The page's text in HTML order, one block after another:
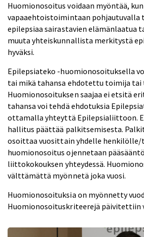
Huomionosoitus voidaan myöntää,
vapaaehtoistoimintaan pohjautuvalla
epilepsiaa sairastavien elämänlaatua
muuta yhteiskunnallista merkitystä
hyväksi.
Epilepsiateko -huomionosoituksella
tai mikä tahansa ehdotettu toimija tai
Huomionosoituksen saajaa ei etsitä
tahansa voi tehdä ehdotuksia
ottamalla yhteyttä Epilepsialiittoon.
hallitus päättää palkitsemisesta.
osoittaa vuosittain yhdelle henkilölle/
huomionosoitus ojennetaan
liittokokouksen yhteydessä.
välttämättä myönnetä joka vuosi.
Huomionosoituksia on myönnetty
Huomionosoituskriteerejä päivitettiin